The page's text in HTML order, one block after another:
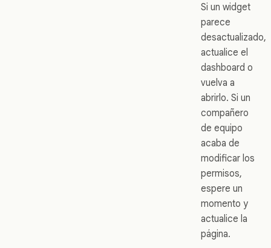
Si un widget
parece
desactualizado,
actualice el
dashboard o
vuelva a
abrirlo. Si un
compañero
de equipo
acaba de
modificar los
permisos,
espere un
momento y
actualice la
página.